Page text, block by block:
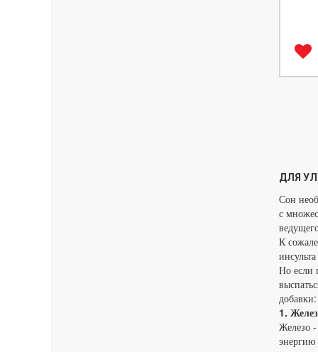
ДЛЯ
Сон
с
К
Но если
добавки:
1.
Железо
энергию